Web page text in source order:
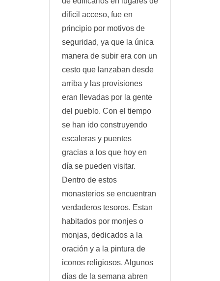
dificil acceso, fue en
principio por motivos de
seguridad, ya que la única
manera de subir era con un
cesto que lanzaban desde
arriba y las provisiones
eran llevadas por la gente
del pueblo. Con el tiempo
se han ido construyendo
escaleras y puentes
gracias a los que hoy en
día se pueden visitar.
Dentro de estos
monasterios se encuentran
verdaderos tesoros. Estan
habitados por monjes o
monjas, dedicados a la
oración y a la pintura de
iconos religiosos. Algunos
días de la semana abren